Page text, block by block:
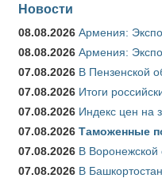
Новости
08.08.2026 Армения:
08.08.2026 Армения:
07.08.2026 В Пензенской
07.08.2026 Итоги
07.08.2026 Индекс цен на
07.08.2026 Таможенные
07.08.2026 В Воронежской
07.08.2026 В